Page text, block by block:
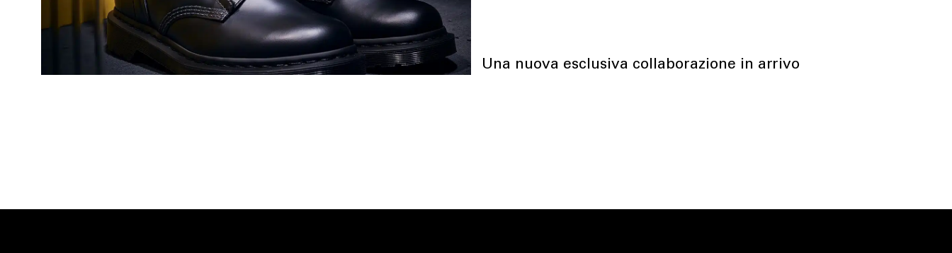
Una nuova esclusiva collaborazione in arrivo